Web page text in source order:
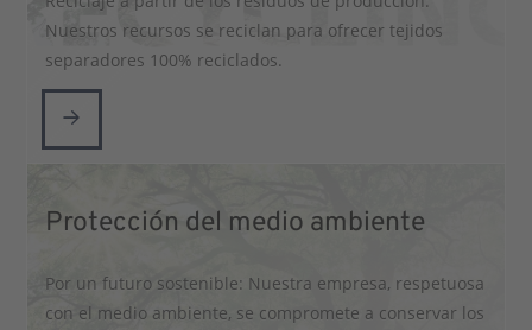
Nuestros recursos se reciclan para ofrecer tejidos
separadores 100% reciclados.
Protección del medio ambiente
Por un futuro sostenible: Nuestra empresa, respetuosa
con el medio ambiente, se compromete a conservar los